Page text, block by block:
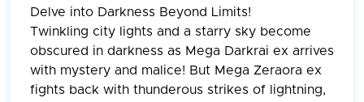
Delve into Darkness Beyond Limits!
Twinkling city lights and a starry sky become
obscured in darkness as Mega Darkrai ex arrives
with mystery and malice! But Mega Zeraora ex
fights back with thunderous strikes of lightning,